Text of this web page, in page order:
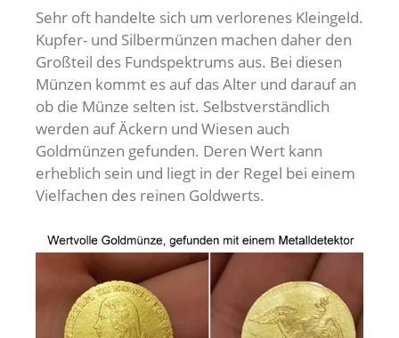
Sehr oft handelte sich um verlorenes Kleingeld.
Kupfer- und Silbermünzen machen daher den
Großteil des Fundspektrums aus. Bei diesen
Münzen kommt es auf das Alter und darauf an
ob die Münze selten ist. Selbstverständlich
werden auf Äckern und Wiesen auch
Goldmünzen gefunden. Deren Wert kann
erheblich sein und liegt in der Regel bei einem
Vielfachen des reinen Goldwerts.